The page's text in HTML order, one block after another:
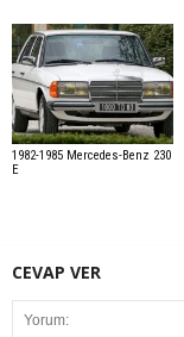
1982-1985 Mercedes-Benz 230
E
CEVAP VER